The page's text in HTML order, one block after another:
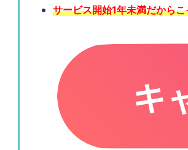
サービス開始1年未満だから